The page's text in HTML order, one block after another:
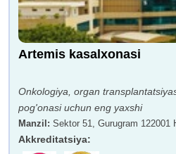
Artemis kasalxonasi
Onkologiya, organ
pog'onasi uchun eng yaxshi
Manzil : Sektor 51, Gurugram 122001
Akkreditatsiya: